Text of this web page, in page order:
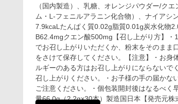
（国内製造）、乳糖、オレンジパウダー/ク
ム・L-フェニルアラニン化合物）、ナイア
7.9kcaLたんぱく質0.02g脂質0.01g炭水化物
B62.4mgクエン酸500mg【召し上がり方】
でお召し上がりいただくか、粉末をそのまま
をさけて保存してください。【注意】・お身
ルギーのある方はお召し上がりにならない
召し上がりください。・お子様の手の届かな
ご注意ください。・個包装開封後はなるべ
量66.0g（2.2g×30本）製造国日本【発売元株